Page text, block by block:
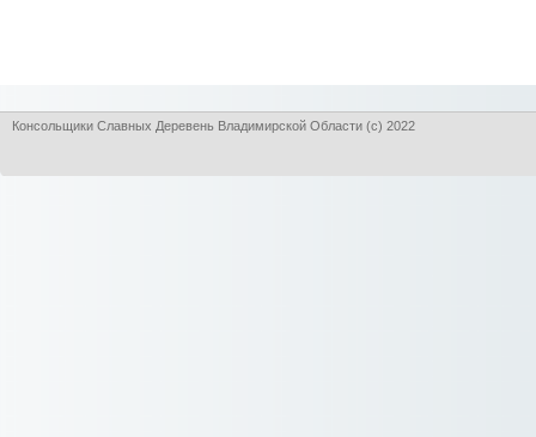
Консольщики Славных Деревень Владимирской Области (с) 2022